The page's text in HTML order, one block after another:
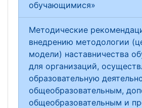
обучающимися»
Методические
внедрению методологии
модели) наставничества
для организаций,
образовательную
общеобразовательным,
общеобразовательным и